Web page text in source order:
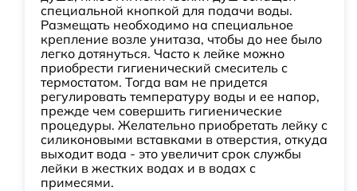
специальной кнопкой для подачи воды.
Размещать необходимо на специальное
крепление возле унитаза, чтобы до нее было
легко дотянуться. Часто к лейке можно
приобрести гигиенический смеситель с
термостатом. Тогда вам не придется
регулировать температуру воды и ее напор,
прежде чем совершить гигиенические
процедуры. Желательно приобретать лейку с
силиконовыми вставками в отверстия, откуда
выходит вода - это увеличит срок службы
лейки в жестких водах и в водах с
примесями.